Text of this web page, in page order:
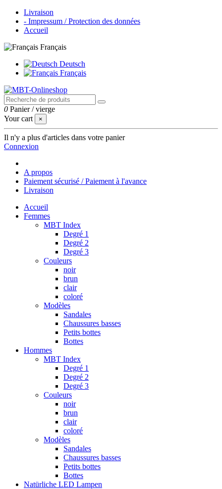
Livraison
- Impressum / Protection des données
Accueil
Français
Deutsch
Français
0 Panier /vierge
Your cart
×
Il n'y a plus d'articles dans votre panier
Connexion
A propos
Paiement sécurisé / Paiement à l'avance
Livraison
Accueil
Femmes
MBT Index
Degré 1
Degré 2
Degré 3
Couleurs
noir
brun
clair
coloré
Modèles
Sandales
Chaussures basses
Petits bottes
Bottes
Hommes
MBT Index
Degré 1
Degré 2
Degré 3
Couleurs
noir
brun
clair
coloré
Modèles
Sandales
Chaussures basses
Petits bottes
Bottes
Natürliche LED Lampen